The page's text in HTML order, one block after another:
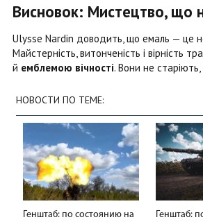
Висновок: Мистецтво, що
Ulysse Nardin доводить, що емаль — це
Майстерність, витонченість і вірність
й емблемою вічності. Вони не
НОВОСТИ ПО ТЕМЕ:
Генштаб: по состоянию на
Генштаб: